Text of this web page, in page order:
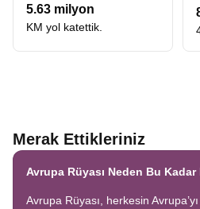
5.63 milyon
KM yol katettik.
Merak Ettikleriniz
Avrupa Rüyası Neden Bu Kadar
Avrupa Rüyası, herkesin